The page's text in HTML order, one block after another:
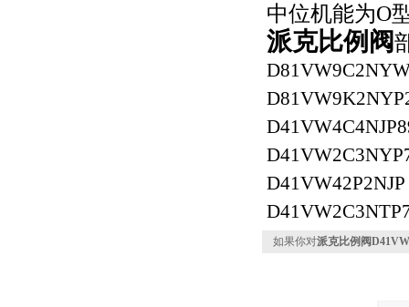
中位机能为O
派克比例阀
如果你对派克比例阀